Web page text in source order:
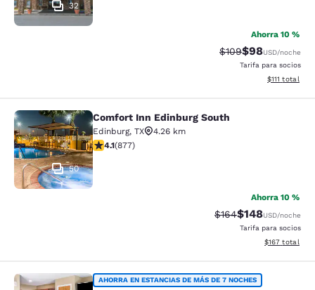
32
Ahorra 10 %
Precio tachado:
$109Precio con
$98USD/noche
Tarifa para socios
Ver detalles
$111 total
Comfort Inn Edinburg South
50
Comfort Inn Edinburg South
Edinburg, TX
4.26 km
calificación de 4.12 estrellas. Muy bueno. 877 reseñas
4.1(877)
Ahorra 10 %
Precio tachado:
$164Precio con
$148USD/noche
Tarifa para socios
Ver detalles
$167 total
MainStay Suites Edinburg South
AHORRA EN ESTANCIAS DE MÁS DE 7 NOCHES